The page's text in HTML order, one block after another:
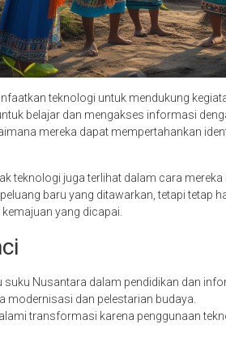
teknologi untuk mendukung
belajar dan mengakses informasi
mereka dapat mempertahankan
teknologi juga terlihat dalam cara
baru yang ditawarkan, tetapi tetap
yang dicapai.
Nusantara dalam pendidikan dan
modernisasi dan pelestarian budaya.
transformasi karena penggunaan